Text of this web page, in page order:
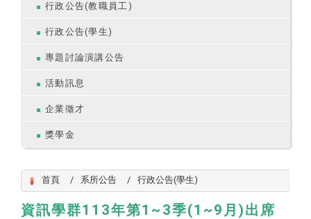
行政公告(教職員工)
行政公告(學生)
專題討論演講公告
活動訊息
企業徵才
獎學金
首頁 系所公告 行政公告(學生)
資訊學群113年第1~3季(1~9月)出席